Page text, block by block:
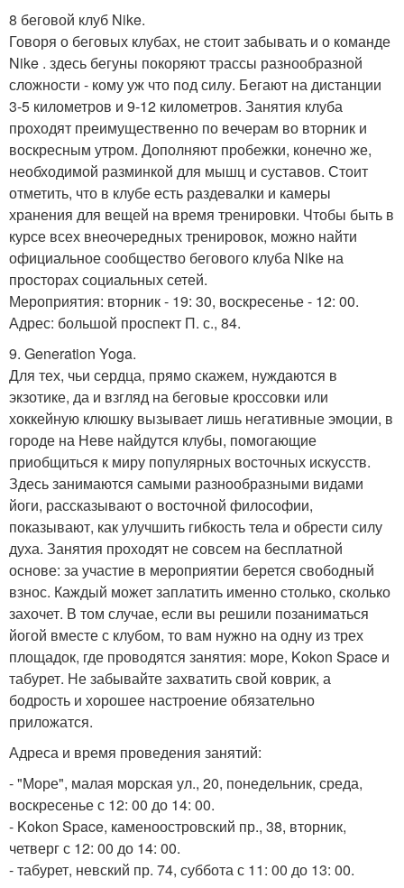
8 беговой клуб Nike.
Говоря о беговых клубах, не стоит забывать и о команде
Nike . здесь бегуны покоряют трассы разнообразной
сложности - кому уж что под силу. Бегают на дистанции
3-5 километров и 9-12 километров. Занятия клуба
проходят преимущественно по вечерам во вторник и
воскресным утром. Дополняют пробежки, конечно же,
необходимой разминкой для мышц и суставов. Стоит
отметить, что в клубе есть раздевалки и камеры
хранения для вещей на время тренировки. Чтобы быть в
курсе всех внеочередных тренировок, можно найти
официальное сообщество бегового клуба Nike на
просторах социальных сетей.
Мероприятия: вторник - 19: 30, воскресенье - 12: 00.
Адрес: большой проспект П. с., 84.
9. Generation Yoga.
Для тех, чьи сердца, прямо скажем, нуждаются в
экзотике, да и взгляд на беговые кроссовки или
хоккейную клюшку вызывает лишь негативные эмоции, в
городе на Неве найдутся клубы, помогающие
приобщиться к миру популярных восточных искусств.
Здесь занимаются самыми разнообразными видами
йоги, рассказывают о восточной философии,
показывают, как улучшить гибкость тела и обрести силу
духа. Занятия проходят не совсем на бесплатной
основе: за участие в мероприятии берется свободный
взнос. Каждый может заплатить именно столько, сколько
захочет. В том случае, если вы решили позаниматься
йогой вместе с клубом, то вам нужно на одну из трех
площадок, где проводятся занятия: море, Kokon Space и
табурет. Не забывайте захватить свой коврик, а
бодрость и хорошее настроение обязательно
приложатся.
Адреса и время проведения занятий:
- "Море", малая морская ул., 20, понедельник, среда,
воскресенье с 12: 00 до 14: 00.
- Kokon Space, каменоостровский пр., 38, вторник,
четверг с 12: 00 до 14: 00.
- табурет, невский пр. 74, суббота с 11: 00 до 13: 00.